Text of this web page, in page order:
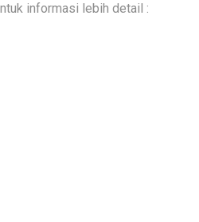
informasi lebih detail :